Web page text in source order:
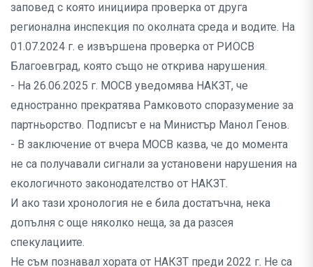
заповед с която инициира проверка от друга
регионална инспекция по околната среда и водите. На
01.07.2024 г. е извършена проверка от РИОСВ
Благоевград, която също не открива нарушения.
- На 26.06.2025 г. МОСВ уведомява НАКЗТ, че
едностранно прекратява Рамковото споразумение за
партньорство. Подписът е на Министър Манол Генов.
- В заключение от вчера МОСВ казва, че до момента
не са получавали сигнали за установени нарушения на
екологичното законодателство от НАКЗТ.
И ако тази хронология не е била достатъчна, нека
допълня с още няколко неща, за да разсея
спекулациите.
Не съм познавал хората от НАКЗТ преди 2022 г. Не са